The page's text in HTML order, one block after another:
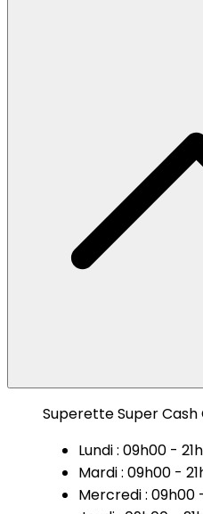
Superette Super
Lundi : 09h00 -
Mardi : 09h00 -
Mercredi : 09h00